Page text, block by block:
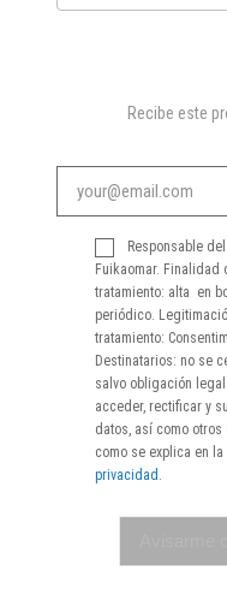
Recibe este
Responsable
Fuikaomar. Finalidad
tratamiento: alta en
periódico.
tratamiento:
Destinatarios: no se
salvo obligación
acceder, rectificar y
datos, así como otros
como se explica en la
privacidad .